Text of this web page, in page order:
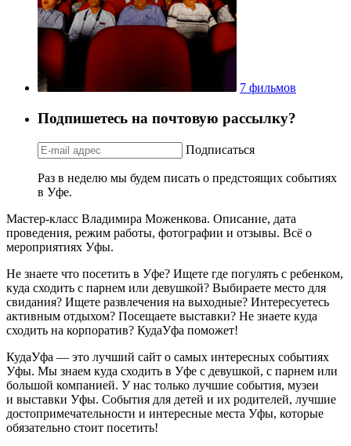
7 фильмов
Подпишетесь на почтовую рассылку?
Подписаться
Раз в неделю мы будем писать о предстоящих событиях
в Уфе.
Мастер-класс Владимира Моженкова. Описание, дата
проведения, режим работы, фотографии и отзывы. Всё о
мероприятиях Уфы.
Не знаете что посетить в Уфе? Ищете где погулять с ребенком,
куда сходить с парнем или девушкой? Выбираете место для
свидания? Ищете развлечения на выходные? Интересуетесь
активным отдыхом? Посещаете выставки? Не знаете куда
сходить на корпоратив? КудаУфа поможет!
КудаУфа — это лучший сайт о самых интересных событиях
Уфы. Мы знаем куда сходить в Уфе с девушкой, с парнем или
большой компанией. У нас только лучшие события, музеи
и выставки Уфы. События для детей и их родителей, лучшие
достопримечательности и интересные места Уфы, которые
обязательно стоит посетить!